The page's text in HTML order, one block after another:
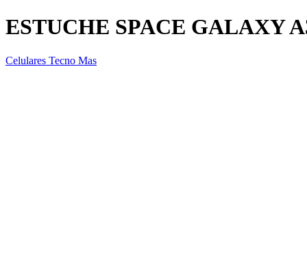
ESTUCHE SPACE GALAXY
Celulares Tecno Mas